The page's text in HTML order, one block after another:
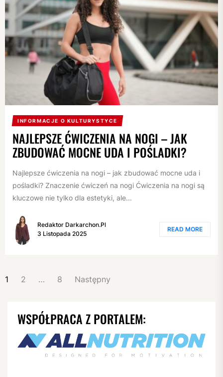
INFORMACJE O KULTURYSTYCE
NAJLEPSZE ĆWICZENIA NA NOGI – JAK
ZBUDOWAĆ MOCNE UDA I POŚLADKI?
Najlepsze ćwiczenia na nogi – jak zbudować mocne uda i
pośladki? Znaczenie ćwiczeń na nogi Ćwiczenia na nogi są
kluczowe nie tylko dla estetyki, ale...
Redaktor Darkarchon.pl
3 Listopada 2025
READ MORE
NAWIGACJA
WPISACH
1 2 … 8 Następny
WSPÓŁPRACA Z PORTALEM: